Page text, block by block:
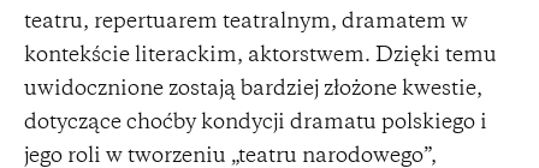
teatru, repertuarem teatralnym, dramatem w
kontekście literackim, aktorstwem. Dzięki temu
uwidocznione zostają bardziej złożone kwestie,
dotyczące choćby kondycji dramatu polskiego i
jego roli w tworzeniu „teatru narodowego”,